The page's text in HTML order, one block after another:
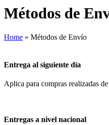
Métodos de
Home » Métodos de Envío
Entrega al siguiente día
Aplica para compras realizadas
Entregas a nivel nacional